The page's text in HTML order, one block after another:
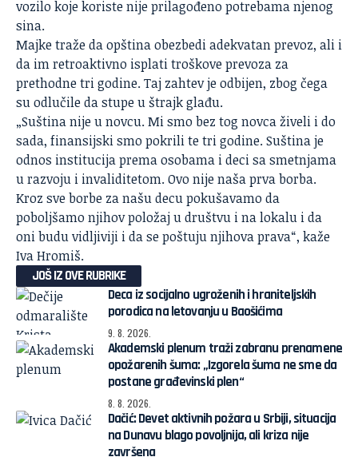
vozilo koje koriste nije prilagođeno potrebama njenog
sina.
Majke traže da opština obezbedi adekvatan prevoz, ali i
da im retroaktivno isplati troškove prevoza za
prethodne tri godine. Taj zahtev je odbijen, zbog čega
su odlučile da stupe u štrajk glađu.
„Suština nije u novcu. Mi smo bez tog novca živeli i do
sada, finansijski smo pokrili te tri godine. Suština je
odnos institucija prema osobama i deci sa smetnjama
u razvoju i invaliditetom. Ovo nije naša prva borba.
Kroz sve borbe za našu decu pokušavamo da
poboljšamo njihov položaj u društvu i na lokalu i da
oni budu vidljiviji i da se poštuju njihova prava“, kaže
Iva Hromiš.
JOŠ IZ OVE RUBRIKE
Deca iz socijalno ugroženih i hraniteljskih
porodica na letovanju u Baošićima
9. 8. 2026.
Akademski plenum traži zabranu prenamene
opožarenih šuma: „Izgorela šuma ne sme da
postane građevinski plen“
8. 8. 2026.
Dačić: Devet aktivnih požara u Srbiji, situacija
na Dunavu blago povoljnija, ali kriza nije
završena